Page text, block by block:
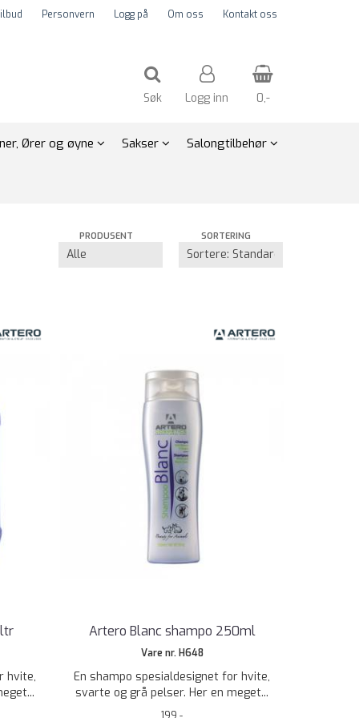
Personvern Logg på Om oss Kontakt oss
Søk Logg inn 0,-
Ører og øyne Sakser Salongtilbehør
PRODUSENT SORTERING
hvite,
Artero Blanc shampo 250ml
Vare nr. H648
En shampo spesialdesignet for hvite,
svarte og grå pelser. Her en meget...